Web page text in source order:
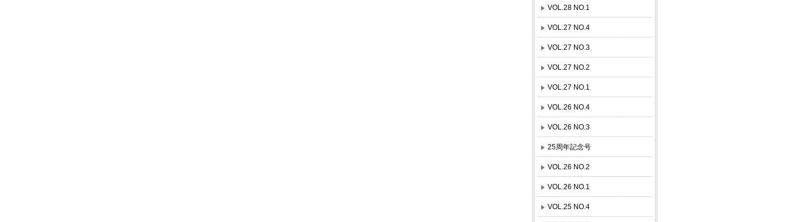
VOL.28 NO.1
VOL.27 NO.4
VOL.27 NO.3
VOL.27 NO.2
VOL.27 NO.1
VOL.26 NO.4
VOL.26 NO.3
25周年記念号
VOL.26 NO.2
VOL.26 NO.1
VOL.25 NO.4